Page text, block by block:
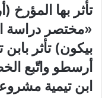
تأثر بها المؤرخ
«مختصر دراسة
بيكون) تأثر
أرسطو واتّبع
ابن تيمية